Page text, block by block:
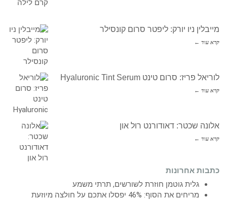
מייבלין ניו יורק: ליפטר סרום קונסילר
קרא עוד ←
לוריאל פריז: סרום טינט Hyaluronic Tint Serum
קרא עוד ←
אלונה שכטר: דאודורנט רול און
קרא עוד ←
כתבות אחרונות
גלית גוטמן חוזרת לשורשים, תרתי משמע
מריחים את הסוף: 46% יפסלו אתכם על חולצה מיוזעת